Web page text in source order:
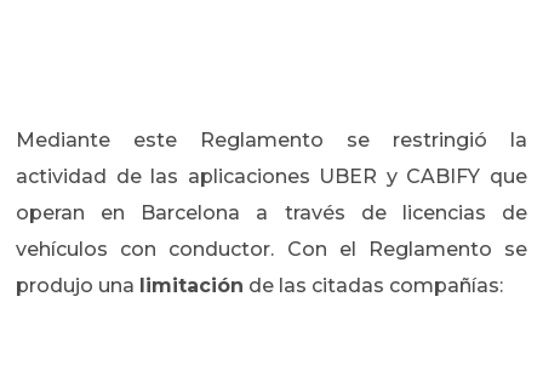
Mediante este Reglamento se restringió la
actividad de las aplicaciones UBER y CABIFY que
operan en Barcelona a través de licencias de
vehículos con conductor. Con el Reglamento se
produjo una limitación de las citadas compañías: